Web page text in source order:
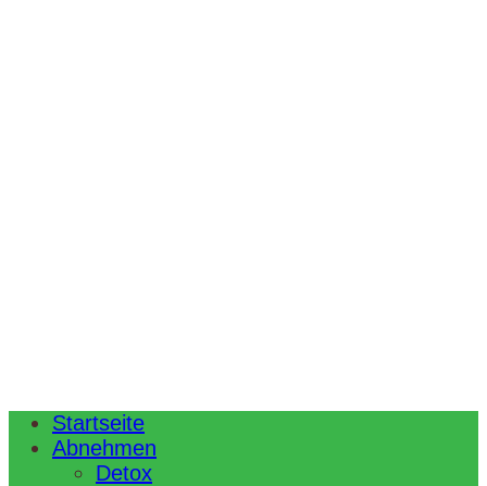
Startseite
Abnehmen
Detox